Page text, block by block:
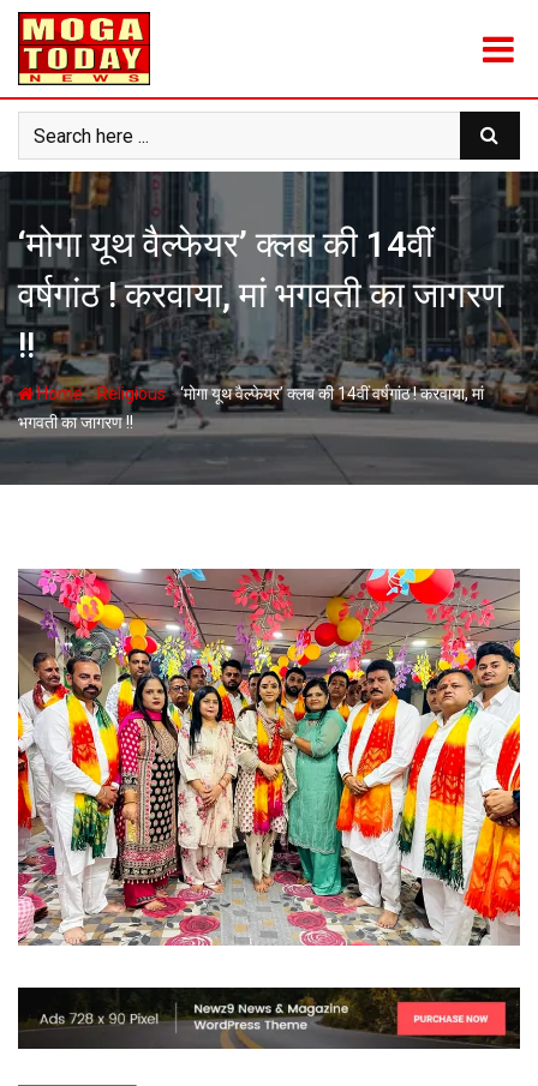
Skip
content
‘मोगा यूथ वैल्फेयर’ क्लब की 14वीं
वर्षगांठ ! करवाया, मां भगवती का जागरण
!!
Home-Religious-‘मोगा यूथ वैल्फेयर’ क्लब की 14वीं वर्षगांठ ! करवाया, मां
भगवती का जागरण !!